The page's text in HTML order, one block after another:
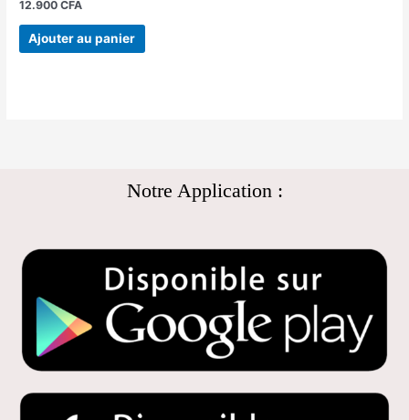
12.900CFA
Ajouter au panier
Notre Application :